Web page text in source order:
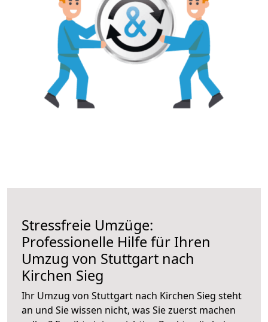
Stressfreie Umzüge:
Professionelle Hilfe für Ihren
Umzug von Stuttgart nach
Kirchen Sieg
Ihr Umzug von Stuttgart nach Kirchen Sieg steht
an und Sie wissen nicht, was Sie zuerst machen